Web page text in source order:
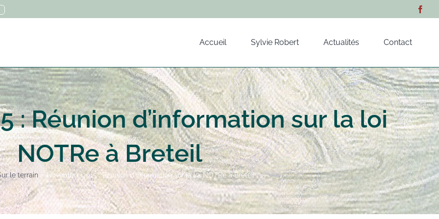
Accueil Sylvie Robert Actualités Contact
: Réunion d’information sur la loi
NOTRe à Breteil
le terrain Novembre 2015 : Réunion d’information sur la loi NOTRe à Breteil